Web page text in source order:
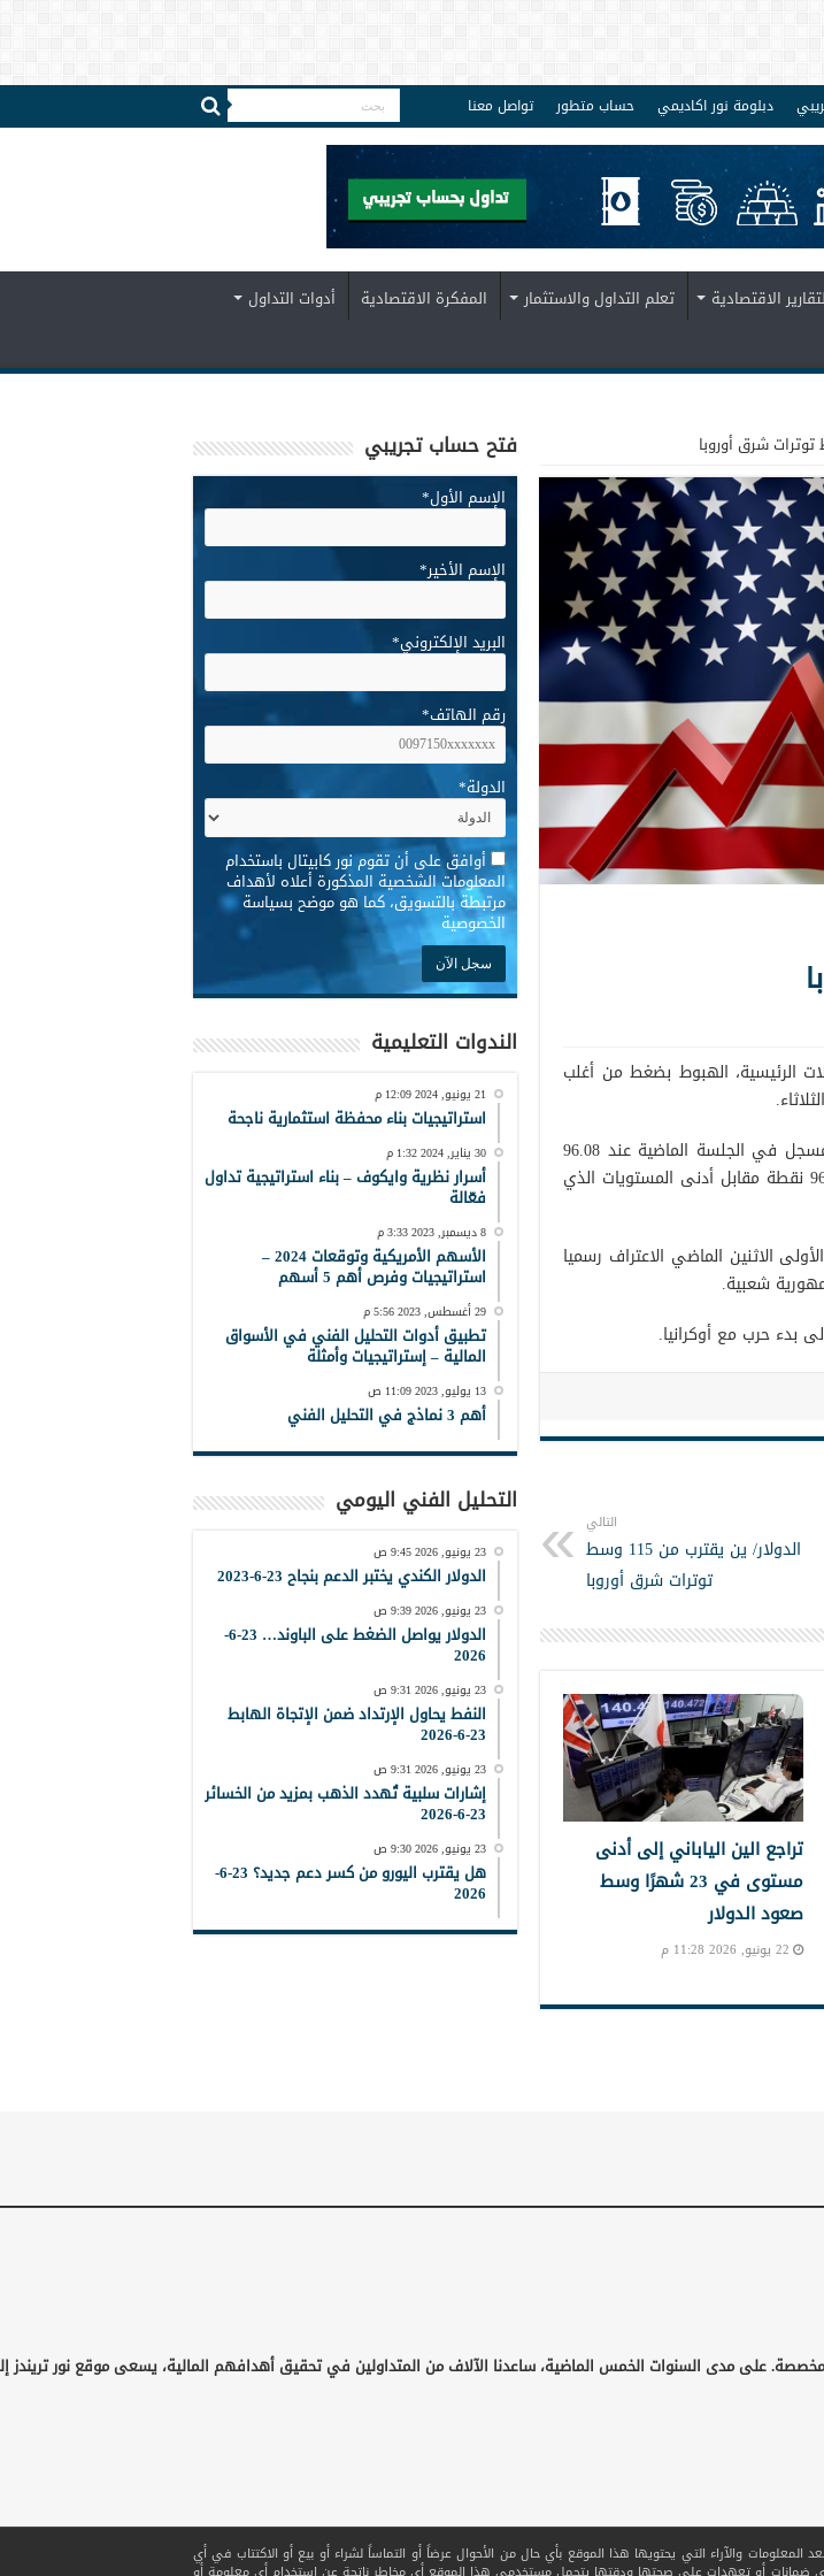
دبلومة نور اكاديمي حساب متطور تواصل معنا
الاقتصادية تعلم التداول والاستثمار المفكرة الاقتصادية
أدوات التداول
شرق أوروبا
الرئيسية، الهبوط بضغط من أغلب
وتراجع مؤشر الدولار إلى مستوى 96.00 نقطة مقابل الإغلاق اليومي المسجل في الجلسة الماضية عند 96.08
نقطة. وبلغ أعلى مستوى للمؤشر على مدار يوم التداول الجاري عند 96.26 نقطة مقابل أدنى المستويات الذي
الاثنين الماضي الاعتراف رسميا
شعبية.
بدء حرب مع أوكرانيا.
التالي
الدولار/ ين يقترب من 115 وسط
توترات شرق أوروبا
تراجع الين الياباني إلى أدنى
مستوى في 23 شهرًا وسط
صعود الدولار
22 يونيو, 2026 11:28 م
فتح حساب تجريبي
الإسم الأول*
الإسم الأخير*
البريد الإلكتروني*
رقم الهاتف*
الدولة*
* أوافق على أن تقوم نور كابيتال باستخدام
المعلومات الشخصية المذكورة أعلاه لأهداف
مرتبطة بالتسويق، كما هو موضح بسياسة
الخصوصية
الندوات التعليمية
21 يونيو, 2024 12:09 م
استراتيجيات بناء محفظة استثمارية ناجحة
30 يناير, 2024 1:32 م
أسرار نظرية وايكوف – بناء استراتيجية تداول
فعّالة
8 ديسمبر, 2023 3:33 م
الأسهم الأمريكية وتوقعات 2024 –
استراتيجيات وفرص أهم 5 أسهم
29 أغسطس, 2023 5:56 م
تطبيق أدوات التحليل الفني في الأسواق
المالية – إستراتيجيات وأمثلة
13 يوليو, 2023 11:09 ص
أهم 3 نماذج في التحليل الفني
التحليل الفني اليومي
23 يونيو, 2026 9:45 ص
الدولار الكندي يختبر الدعم بنجاح 23-6-2023
23 يونيو, 2026 9:39 ص
الدولار يواصل الضغط على الباوند… 23-6-
2026
23 يونيو, 2026 9:31 ص
النفط يحاول الإرتداد ضمن الإتجاة الهابط
23-6-2026
23 يونيو, 2026 9:31 ص
إشارات سلبية تُهدد الذهب بمزيد من الخسائر
23-6-2026
23 يونيو, 2026 9:30 ص
هل يقترب اليورو من كسر دعم جديد؟ 23-6-
2026
على مدى السنوات الخمس الماضية، ساعدنا الآلاف من المتداولين في تحقيق أهدافهم المالية، يسعى موقع نور تريندز
والآراء التي يحتويها هذا الموقع بأي حال من الأحوال عرضاً أو التماساً لشراء أو بيع أو الاكتتاب في أي